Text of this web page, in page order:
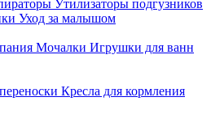
Утилизаторы подгузников
Уход за малышом
Мочалки Игрушки для ванн
Кресла для кормления